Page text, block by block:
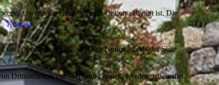
Kontakt
wenn die entsprechende Option aktiviert ist. Die
Nachfrage angepassten Erscheinungsbilds der Seite.
Drittanbietern zur Verfügung gestellt werden, sowie die